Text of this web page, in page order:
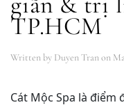
TP.HCM
Written by Duyen Tranon
Cát Mộc Spa là